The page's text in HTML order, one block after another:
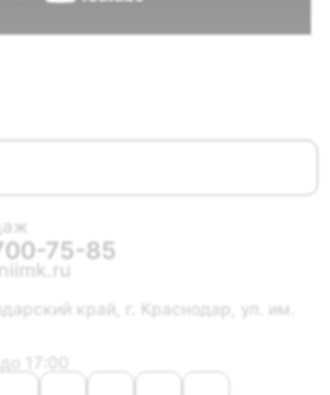
75-85
край, г. Краснодар, ул. им.
17:00